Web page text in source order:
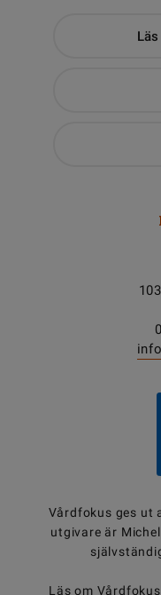
Vårdfokus ges ut
utgivare är
Läs om Vårdfokus